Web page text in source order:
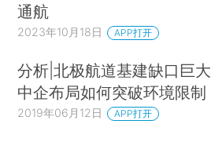
通航
2023年10月18日 APP打开
分析|北极航道基建缺口巨大
中企布局如何突破环境限制
2019年06月12日 APP打开